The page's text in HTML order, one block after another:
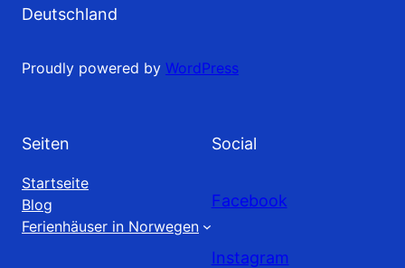
Deutschland
Proudly powered by WordPress
Seiten
Startseite
Blog
Ferienhäuser in Norwegen
Social
Facebook
Instagram